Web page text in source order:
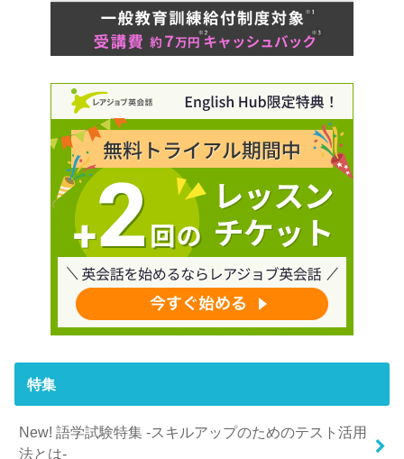
特集
New! 語学試験特集 -スキルアップのためのテスト活用
法とは-